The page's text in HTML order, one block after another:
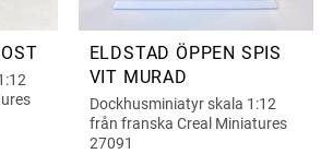
ELDSTAD ÖPPEN SPIS
VIT MURAD
Dockhusminiatyr skala 1:12
från franska Creal Miniatures
27091